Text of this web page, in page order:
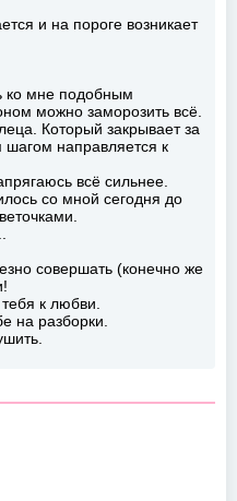
и на пороге возникает
ко мне подобным
можно заморозить всё.
Который закрывает за
направляется к
всё сильнее.
со мной сегодня до
совершать (конечно же
к любви.
на разборки.